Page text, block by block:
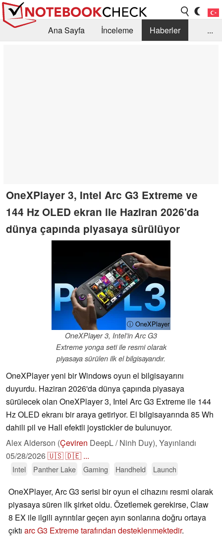
Ana Sayfa İnceleme
Haberler
...
OneXPlayer 3, Intel Arc G3 Extreme ve
144 Hz OLED ekran ile Haziran 2026'da
dünya çapında piyasaya sürülüyor
ⓘ OneXPlayer
OneXPlayer 3, Intel'in Arc G3
Extreme yonga seti ile resmi olarak
piyasaya sürülen ilk el bilgisayarıdır.
OneXPlayer yeni bir Windows oyun el bilgisayarını
duyurdu. Haziran 2026'da dünya çapında piyasaya
sürülecek olan OneXPlayer 3, Intel Arc G3 Extreme ile 144
Hz OLED ekranı bir araya getiriyor. El bilgisayarında 85 Wh
dahili pil ve Hall efektli joystickler de bulunuyor.
Alex Alderson (Çeviren DeepL / Ninh Duy), Yayınlandı
05/28/2026🇺🇸🇩🇪 ...
Intel Panther Lake Gaming Handheld Launch
OneXPlayer, Arc G3 serisi bir oyun el cihazını resmi olarak
piyasaya süren ilk şirket oldu. Özetlemek gerekirse, Claw
8 EX ile ilgili ayrıntılar geçen ayın sonlarına doğru ortaya
çıktı arc G3 Extreme tarafından desteklenmektedir.